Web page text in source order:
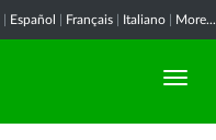
Español Français Italiano More...